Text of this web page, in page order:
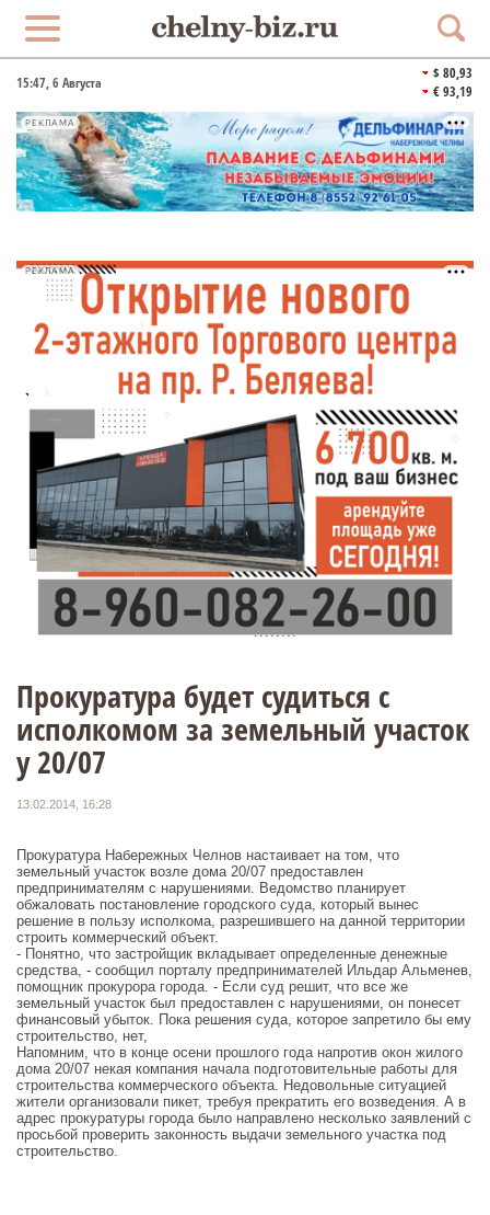
15:47, 6 Августа
$ 80,93
€ 93,19
РЕКЛАМА
РЕКЛАМА
Прокуратура будет судиться с
исполкомом за земельный участок
у 20/07
13.02.2014, 16:28
Прокуратура Набережных Челнов настаивает на том, что
земельный участок возле дома 20/07 предоставлен
предпринимателям с нарушениями. Ведомство планирует
обжаловать постановление городского суда, который вынес
решение в пользу исполкома, разрешившего на данной территории
строить коммерческий объект.
- Понятно, что застройщик вкладывает определенные денежные
средства, - сообщил порталу предпринимателей Ильдар Альменев,
помощник прокурора города. - Если суд решит, что все же
земельный участок был предоставлен с нарушениями, он понесет
финансовый убыток. Пока решения суда, которое запретило бы ему
строительство, нет,
Напомним, что в конце осени прошлого года напротив окон жилого
дома 20/07 некая компания начала подготовительные работы для
строительства коммерческого объекта. Недовольные ситуацией
жители организовали пикет, требуя прекратить его возведения. А в
адрес прокуратуры города было направлено несколько заявлений с
просьбой проверить законность выдачи земельного участка под
строительство.